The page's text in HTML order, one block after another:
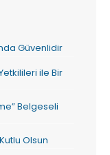
Güvenlidir
ile Bir
Belgeseli
Olsun